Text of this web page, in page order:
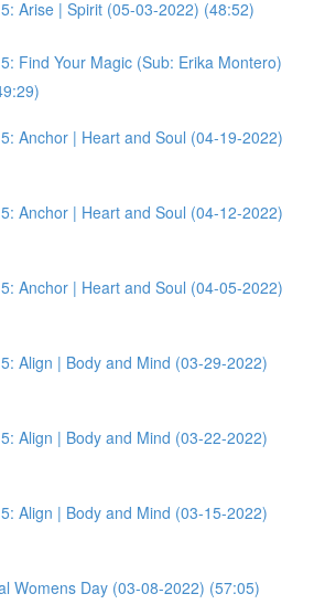
Arise | Spirit (05-03-2022) (48:52)
Find Your Magic (Sub: Erika Montero)
Anchor | Heart and Soul (04-19-2022)
Anchor | Heart and Soul (04-12-2022)
Anchor | Heart and Soul (04-05-2022)
Align | Body and Mind (03-29-2022)
Align | Body and Mind (03-22-2022)
Align | Body and Mind (03-15-2022)
Womens Day (03-08-2022) (57:05)